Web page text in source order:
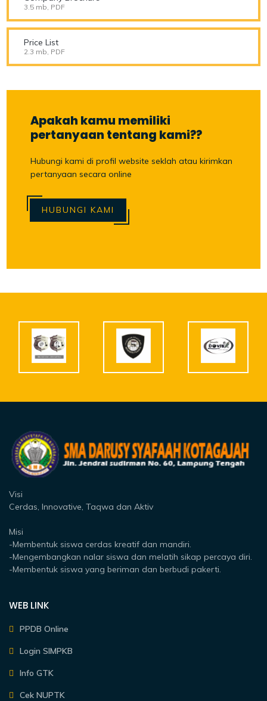
3.5 mb, PDF
Price List
2.3 mb, PDF
Apakah kamu memiliki
pertanyaan tentang kami??
Hubungi kami di profil website seklah atau kirimkan
pertanyaan secara online
HUBUNGI KAMI
Visi
Cerdas, Innovative, Taqwa dan Aktiv
Misi
-Membentuk siswa cerdas kreatif dan mandiri.
-Mengembangkan nalar siswa dan melatih sikap percaya diri.
-Membentuk siswa yang beriman dan berbudi pakerti.
WEB LINK
PPDB Online
Login SIMPKB
Info GTK
Cek NUPTK